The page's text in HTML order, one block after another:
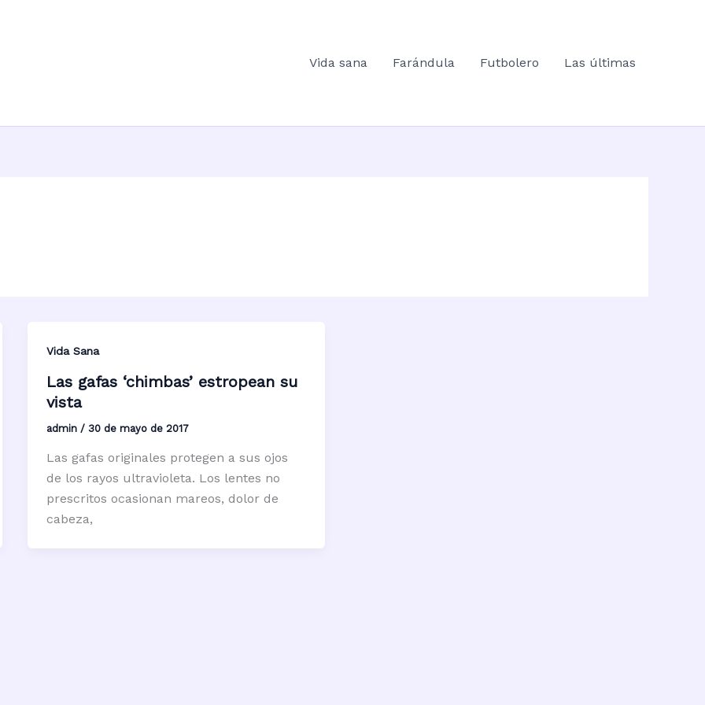
Vida sana
Farándula Futbolero Las últimas
Vida Sana
Las gafas ‘chimbas’ estropean su
vista
admin / 30 de mayo de 2017
Las gafas originales protegen a sus ojos
de los rayos ultravioleta. Los lentes no
prescritos ocasionan mareos, dolor de
cabeza,